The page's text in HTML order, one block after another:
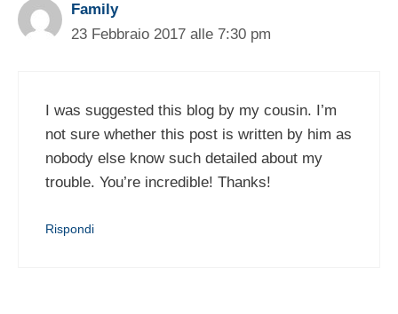
Family
23 Febbraio 2017 alle 7:30 pm
I was suggested this blog by my cousin. I’m
not sure whether this post is written by him as
nobody else know such detailed about my
trouble. You’re incredible! Thanks!
Rispondi